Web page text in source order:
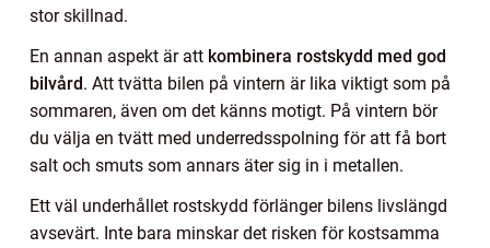
stor skillnad.
En annan aspekt är att kombinera rostskydd med god
bilvård. Att tvätta bilen på vintern är lika viktigt som på
sommaren, även om det känns motigt. På vintern bör
du välja en tvätt med underredsspolning för att få bort
salt och smuts som annars äter sig in i metallen.
Ett väl underhållet rostskydd förlänger bilens livslängd
avsevärt. Inte bara minskar det risken för kostsamma